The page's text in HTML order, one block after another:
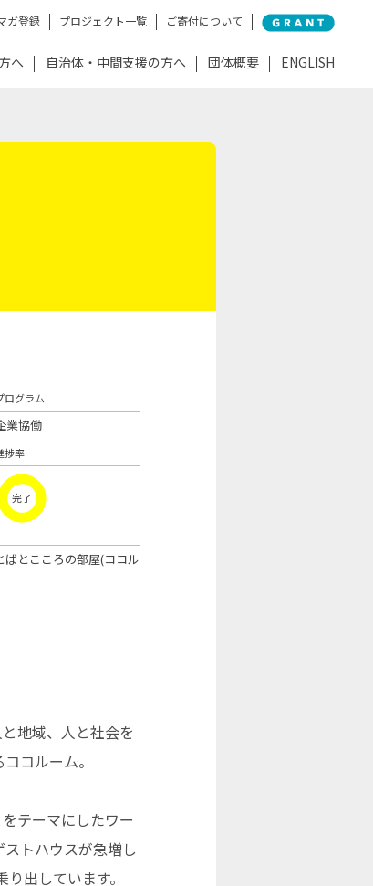
ガ登録 プロジェクト一覧 ご寄付について
へ 自治体・中間支援の方へ 団体概要 ENGLISH
ログラム
業協働
捗率
完了
とこころの部屋(ココル
地域、人と社会を
コルーム。
テーマにしたワー
トハウスが急増し
出しています。